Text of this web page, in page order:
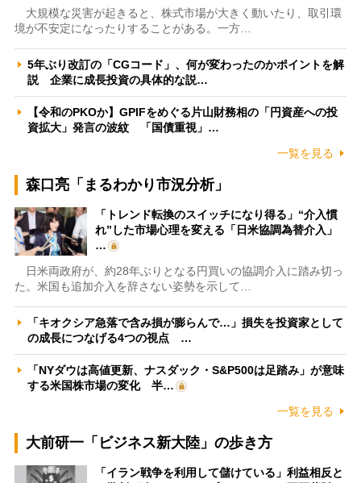
大規模な災害が起きると、株式市場が大きく動いたり、取引環
境が不安定になったりすることがある。一方…
5年ぶり改訂の「CGコード」、何が変わったのかポイントを解
説 企業に成長投資の具体的な説…
【令和のPKOか】GPIFをめぐる片山財務相の「円資産への投
資拡大」発言の波紋 「国債重視」…
一覧を見る
森口亮「まるわかり市況分析」
「トレンド転換のスイッチになり得る」“介入慣
れ”した市場心理を変える「日米協調為替介入」
…
日米両政府が、約28年ぶりとなる円買いの協調介入に踏み切っ
た。米国も追加介入を辞さない姿勢を示して…
「キオクシア急落で含み損が膨らんで…」損失を投資家として
の成長につなげる4つの視点 …
「NYダウは高値更新、ナスダック・S&P500は足踏み」が意味
する米国株市場の変化 半…
一覧を見る
大前研一「ビジネス新大陸」の歩き方
「イラン戦争を利用して儲けている」利益相反と